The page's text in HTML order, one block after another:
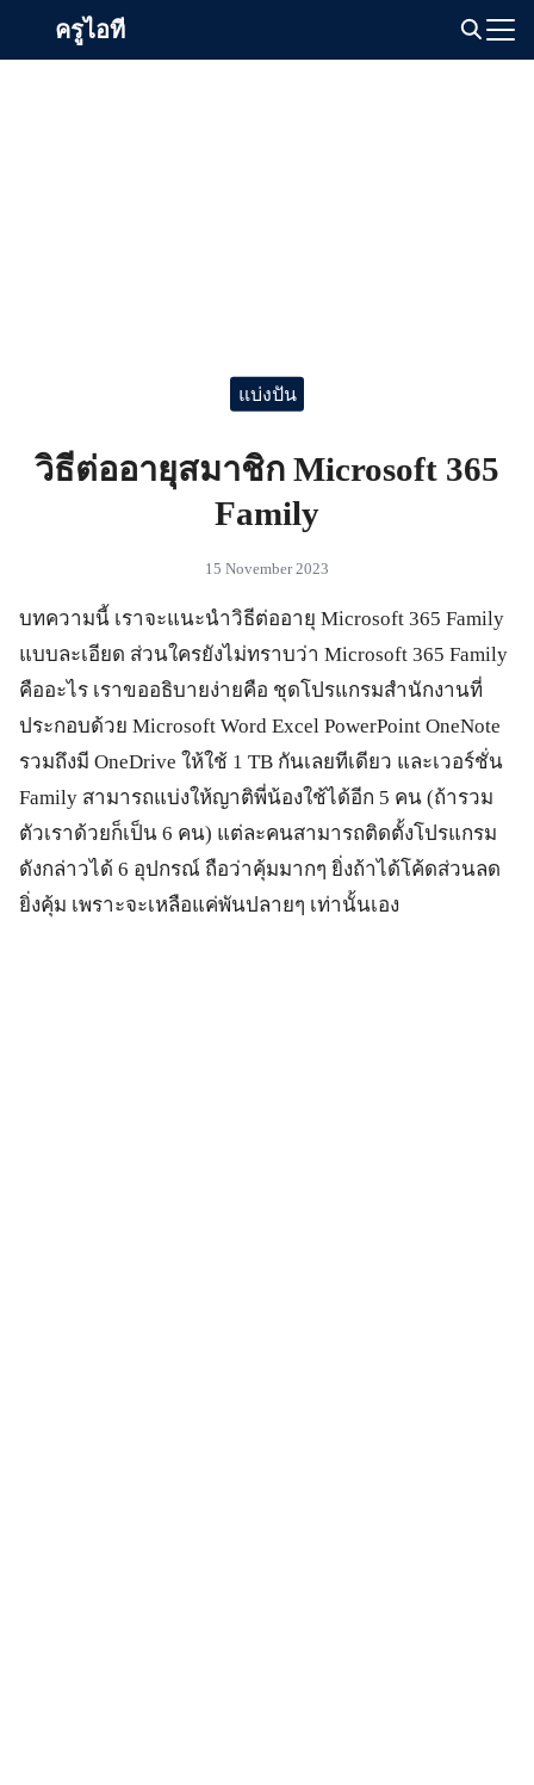
ครูไอที
แบ่งปัน
วิธีต่ออายุสมาชิก Microsoft 365
Family
15 November 2023
บทความนี้ เราจะแนะนำวิธีต่ออายุ Microsoft 365 Family
แบบละเอียด ส่วนใครยังไม่ทราบว่า Microsoft 365 Family
คืออะไร เราขออธิบายง่ายคือ ชุดโปรแกรมสำนักงานที่
ประกอบด้วย Microsoft Word Excel PowerPoint OneNote
รวมถึงมี OneDrive ให้ใช้ 1 TB กันเลยทีเดียว และเวอร์ชั่น
Family สามารถแบ่งให้ญาติพี่น้องใช้ได้อีก 5 คน (ถ้ารวม
ตัวเราด้วยก็เป็น 6 คน) แต่ละคนสามารถติดตั้งโปรแกรม
ดังกล่าวได้ 6 อุปกรณ์ ถือว่าคุ้มมากๆ ยิ่งถ้าได้โค้ดส่วนลด
ยิ่งคุ้ม เพราะจะเหลือแค่พันปลายๆ เท่านั้นเอง